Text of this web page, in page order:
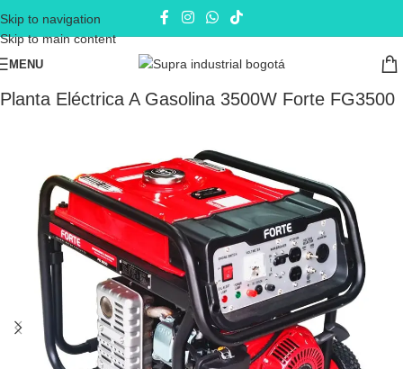
Skip to navigation
Skip to main content
MENU
Inicio Plantas eléctricas Plantas eléctricas a Gasolina
Planta Eléctrica A Gasolina 3500W Forte FG3500